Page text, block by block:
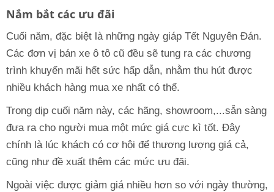
Nắm bắt các ưu đãi
Cuối năm, đặc biệt là những ngày giáp Tết Nguyên Đán.
Các đơn vị bán xe ô tô cũ đều sẽ tung ra các chương
trình khuyến mãi hết sức hấp dẫn, nhằm thu hút được
nhiều khách hàng mua xe nhất có thể.
Trong dịp cuối năm này, các hãng, showroom,...sẵn sàng
đưa ra cho người mua một mức giá cực kì tốt. Đây
chính là lúc khách có cơ hội để thương lượng giá cả,
cũng như đề xuất thêm các mức ưu đãi.
Ngoài việc được giảm giá nhiều hơn so với ngày thường,